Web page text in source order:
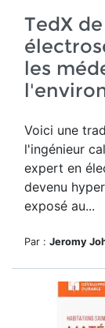
TedX
les
Voici une
l'ingénieur
expert en
devenu
exposé au...
Par : Jeromy